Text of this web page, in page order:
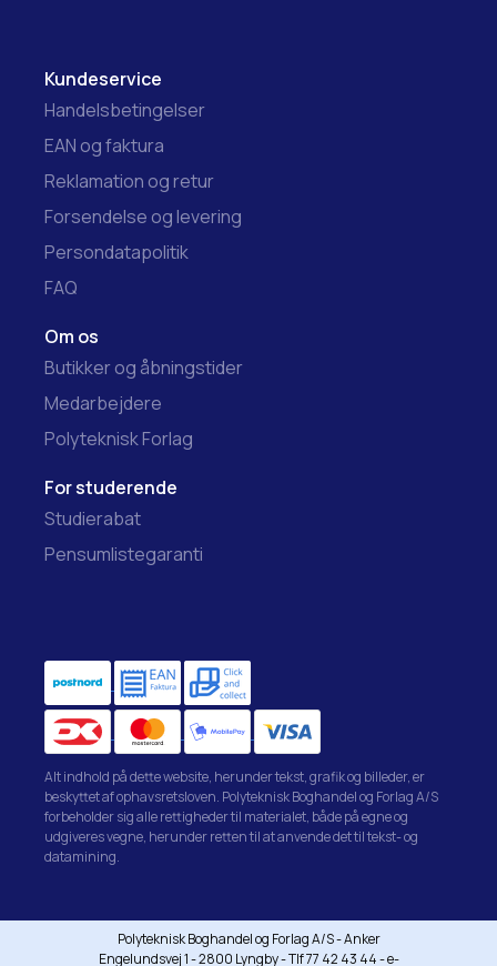
Kundeservice
Handelsbetingelser
EAN og faktura
Reklamation og retur
Forsendelse og levering
Persondatapolitik
FAQ
Om os
Butikker og åbningstider
Medarbejdere
Polyteknisk Forlag
For studerende
Studierabat
Pensumlistegaranti
Alt indhold på dette website, herunder tekst, grafik og billeder, er
beskyttet af ophavsretsloven. Polyteknisk Boghandel og Forlag A/S
forbeholder sig alle rettigheder til materialet, både på egne og
udgiveres vegne, herunder retten til at anvende det til tekst- og
datamining.
Polyteknisk Boghandel og Forlag A/S - Anker
Engelundsvej 1 - 2800 Lyngby - Tlf 77 42 43 44 - e-